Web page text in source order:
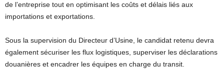
de l’entreprise tout en optimisant les coûts et délais liés aux
importations et exportations.
Sous la supervision du Directeur d’Usine, le candidat retenu devra
également sécuriser les flux logistiques, superviser les déclarations
douanières et encadrer les équipes en charge du transit.